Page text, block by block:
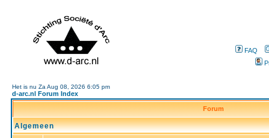
FAQ
Het is nu Za Aug 08, 2026 6:05 pm
d-arc.nl Forum Index
Forum
Algemeen